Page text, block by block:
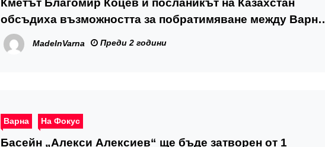
обсъдиха възможността за побратимяване между Варна
и Алмати
MadeInVarna Преди 2 години
Варна На Фокус
Басейн „Алекси Алексиев“ ще бъде затворен от 1